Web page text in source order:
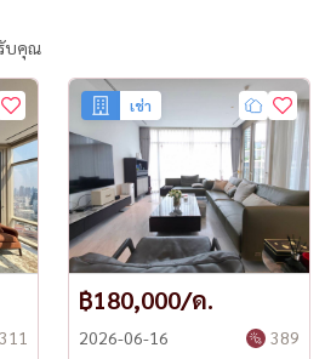
บคุณ
311
เช่า
฿180,000/ด.
2026-06-16 389